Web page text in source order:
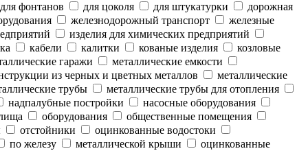
фонтанов
для цоколя для штукатурки
дорожная
железнодорожный транспорт
железные
изделия для химических предприятий
кабели калитки кованые изделия
козловые
гаражи
металлические емкости
из черных и цветных металлов
металлические
трубы
металлические трубы для отопления
надпалубные постройки
насосные оборудования
оборудования
общественные помещения
отстойники
оцинкованные водостоки
по железу
металлической крыши
оцинкованные